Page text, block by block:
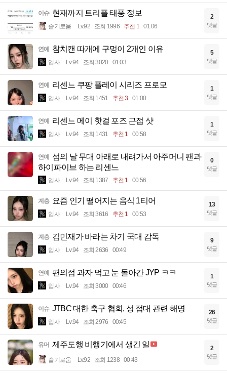
이슈 현재까지 트리플 태풍 정보
슬기로움 Lv.92 조회 1996 추천 1 01:06
2
댓글
연예 참치캔 따개에 구멍이 2개인 이유
입사 Lv.94 조회 3020 01:03
5
댓글
연예 리센느 쿠팡 플레이 시리즈 프로모
입사 Lv.94 조회 1451 추천 3 01:00
1
댓글
연예 리센느 메이 핫걸 포즈 근접 샷
입사 Lv.94 조회 1431 추천 1 00:58
1
댓글
연예
섬의 날 무대 아래로 내려가서 아주머니 팬과
하이파이브 하는 리센느
입사 Lv.94 조회 1387 추천 1 00:56
0
댓글
계층 요즘 인기 떨어지는 음식 1티어
입사 Lv.94 조회 3616 추천 1 00:53
13
댓글
계층 김민재가 바라는 차기 국대 감독
입사 Lv.94 조회 2636 00:49
9
댓글
연예 편의점 과자 먹고 눈 돌아간 JYP ㅋㅋ
입사 Lv.94 조회 3000 00:46
1
댓글
이슈 JTBC 대한 축구 협회, 성 접대 관련 해명
입사 Lv.94 조회 2976 00:45
26
댓글
유머 제주도행 비행기에서 생긴 일
슬기로움 Lv.92 조회 1238 00:43
2
댓글